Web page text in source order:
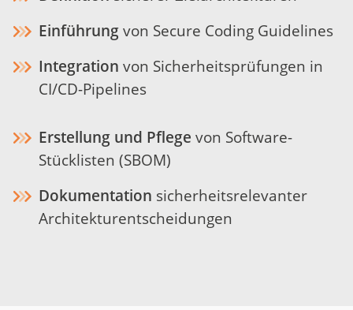
Einführungvon Secure Coding Guidelines
Integration von Sicherheitsprüfungen in
CI/CD-Pipelines
Erstellung und Pflege von Software-
Stücklisten (SBOM)
Dokumentation sicherheitsrelevanter
Architekturentscheidungen